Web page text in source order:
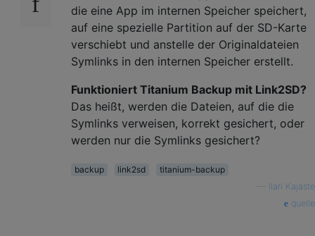
die eine App im internen Speicher speichert,
auf eine spezielle Partition auf der SD-Karte
verschiebt und anstelle der Originaldateien
Symlinks in den internen Speicher erstellt.
Funktioniert Titanium Backup mit Link2SD?
Das heißt, werden die Dateien, auf die die
Symlinks verweisen, korrekt gesichert, oder
werden nur die Symlinks gesichert?
backup link2sd
titanium-backup
Ilari Kajaste
quelle